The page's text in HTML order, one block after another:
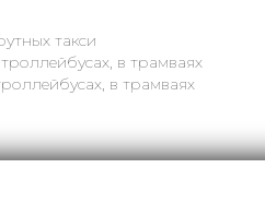
такси
в трамваях
в трамваях